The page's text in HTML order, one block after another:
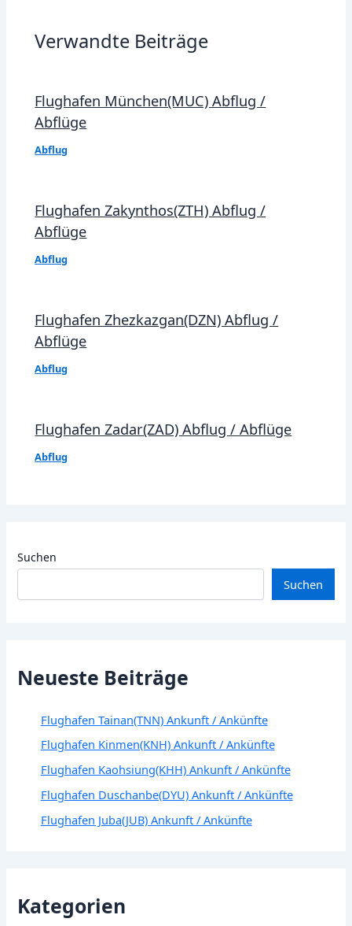
Verwandte Beiträge
Flughafen München(MUC) Abflug /
Abflüge
Abflug
Flughafen Zakynthos(ZTH) Abflug /
Abflüge
Abflug
Flughafen Zhezkazgan(DZN) Abflug /
Abflüge
Abflug
Flughafen Zadar(ZAD) Abflug / Abflüge
Abflug
Suchen
Suchen
Neueste Beiträge
Flughafen Tainan(TNN) Ankunft / Ankünfte
Flughafen Kinmen(KNH) Ankunft / Ankünfte
Flughafen Kaohsiung(KHH) Ankunft / Ankünfte
Flughafen Duschanbe(DYU) Ankunft / Ankünfte
Flughafen Juba(JUB) Ankunft / Ankünfte
Kategorien